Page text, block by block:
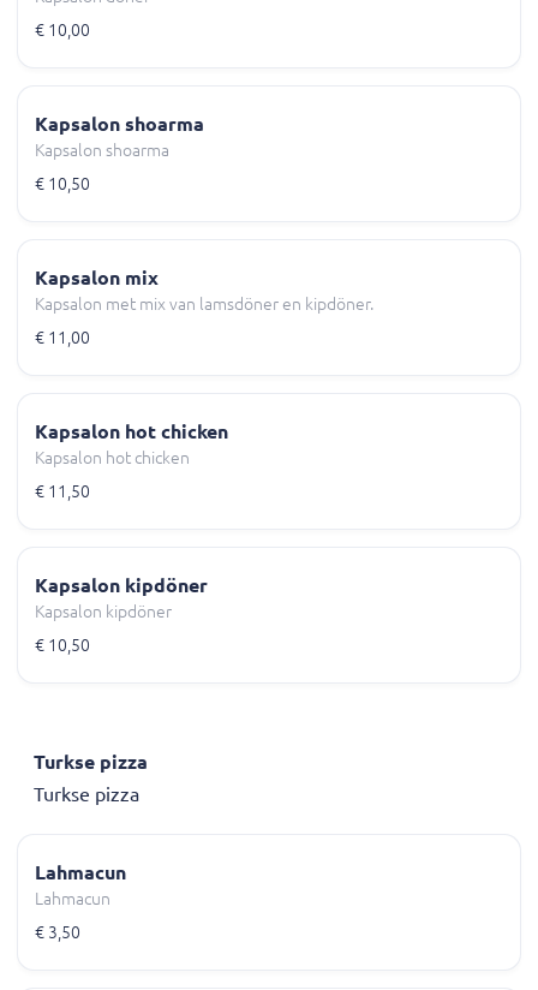
€ 10,00
Kapsalon shoarma
Kapsalon shoarma
€ 10,50
Kapsalon mix
Kapsalon met mix van lamsdöner en kipdöner.
€ 11,00
Kapsalon hot chicken
Kapsalon hot chicken
€ 11,50
Kapsalon kipdöner
Kapsalon kipdöner
€ 10,50
Turkse pizza
Turkse pizza
Lahmacun
Lahmacun
€ 3,50